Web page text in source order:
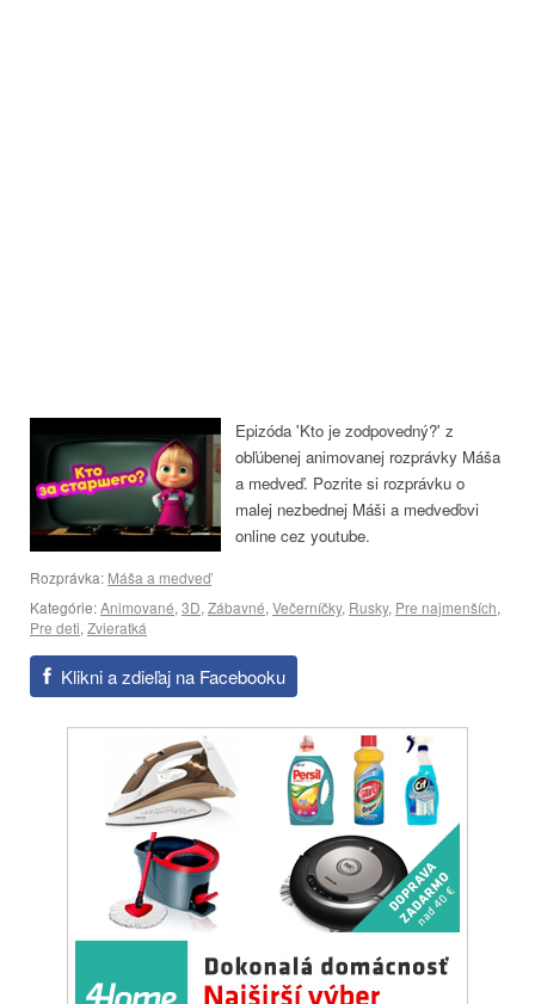
Epizóda 'Kto je zodpovedný?' z
obľúbenej animovanej rozprávky Máša
a medveď. Pozrite si rozprávku o
malej nezbednej Máši a medveďovi
online cez youtube.
Rozprávka: Máša a medveď
Kategórie:Animované, 3D, Zábavné, Večerníčky, Rusky, Pre najmenších,
Pre deti, Zvieratká
Klikni a zdieľaj na Facebooku